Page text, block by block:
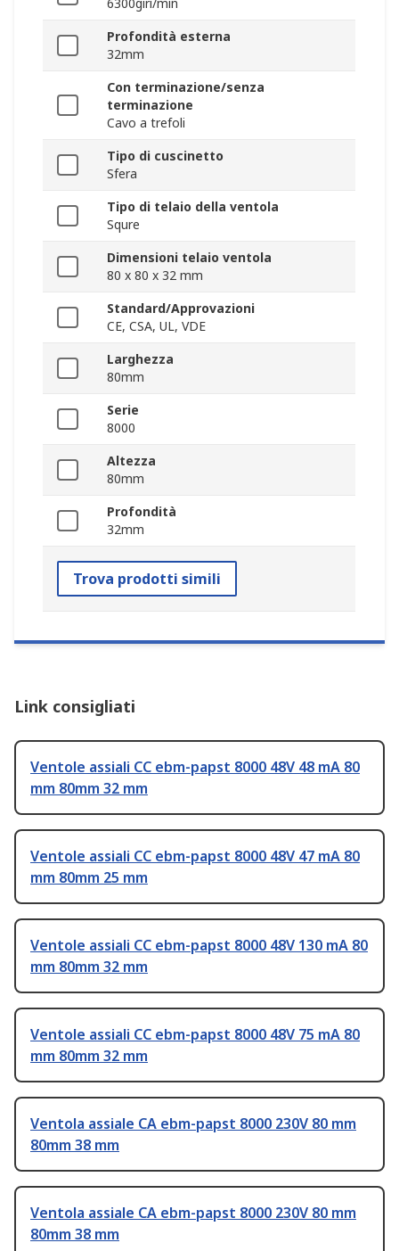
6300giri/min
Profondità esterna
32mm
Con terminazione/senza
terminazione
Cavo a trefoli
Tipo di cuscinetto
Sfera
Tipo di telaio della ventola
Squre
Dimensioni telaio ventola
80 x 80 x 32 mm
Standard/Approvazioni
CE, CSA, UL, VDE
Larghezza
80mm
Serie
8000
Altezza
80mm
Profondità
32mm
Trova prodotti simili
Link consigliati
Ventole assiali CC ebm-papst 8000 48V 48 mA 80
mm 80mm 32 mm
Ventole assiali CC ebm-papst 8000 48V 47 mA 80
mm 80mm 25 mm
Ventole assiali CC ebm-papst 8000 48V 130 mA 80
mm 80mm 32 mm
Ventole assiali CC ebm-papst 8000 48V 75 mA 80
mm 80mm 32 mm
Ventola assiale CA ebm-papst 8000 230V 80 mm
80mm 38 mm
Ventola assiale CA ebm-papst 8000 230V 80 mm
80mm 38 mm